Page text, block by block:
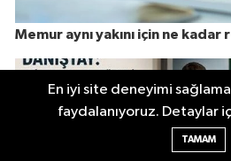
Memur aynı yakını için ne
En iyi site deneyimi
faydalanıyoruz. Detaylar
TAMAM